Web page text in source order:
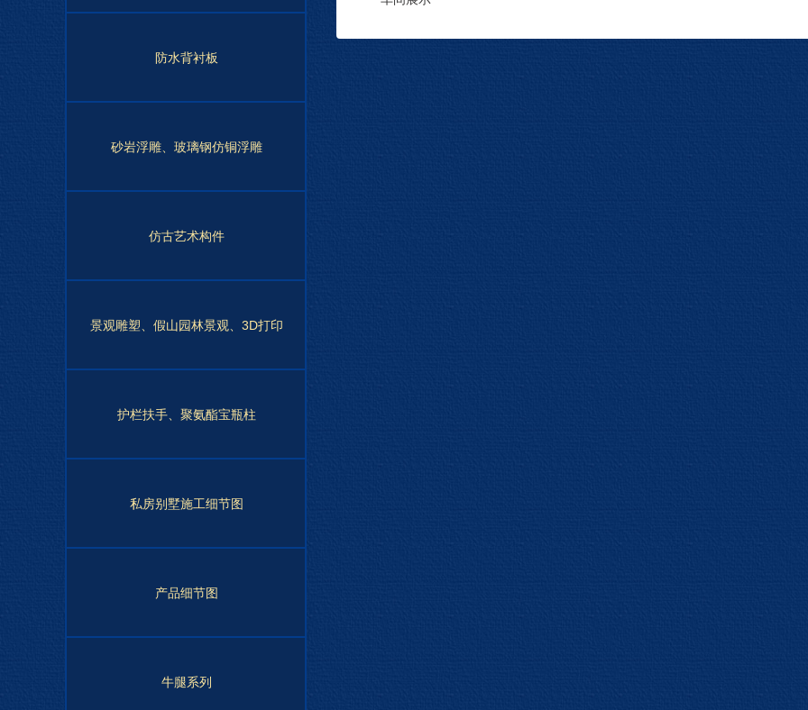
防水背衬板
砂岩浮雕、玻璃钢仿铜浮雕
仿古艺术构件
景观雕塑、假山园林景观、3D打印
护栏扶手、聚氨酯宝瓶柱
私房别墅施工细节图
产品细节图
牛腿系列